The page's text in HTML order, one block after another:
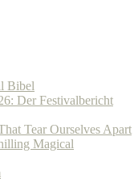
Bibel
Der Festivalbericht
Tear Ourselves Apart
Magical